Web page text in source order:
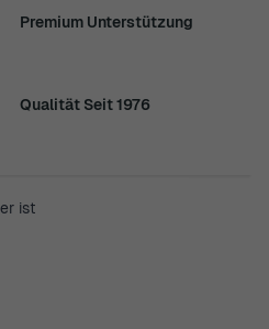
Premium Unterstützung
Qualität Seit 1976
ist